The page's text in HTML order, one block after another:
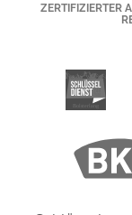
ZERTIFIZIERTER